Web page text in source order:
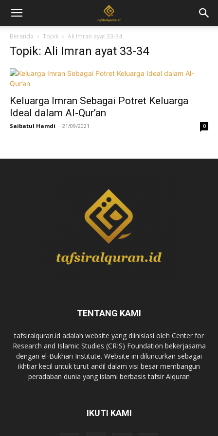
Beranda Topik Ali Imran ayat 33-34
Topik: Ali Imran ayat 33-34
Keluarga Imran Sebagai Potret Keluarga
Ideal dalam Al-Qur’an
Saibatul Hamdi - 21/09/2021 0
TENTANG KAMI
tafsiralquran.id adalah website yang diinisiasi oleh Center for
Research and Islamic Studies (CRIS) Foundation bekerjasama
dengan el-Bukhari Institute. Website ini diluncurkan sebagai
ikhtiar kecil untuk turut andil dalam visi besar membangun
peradaban dunia yang islami berbasis tafsir Alquran
IKUTI KAMI